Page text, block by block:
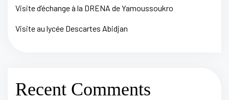
Visite d’échange à la DRENA de Yamoussoukro
Visite au lycée Descartes Abidjan
Recent Comments